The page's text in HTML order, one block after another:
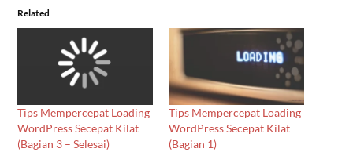
Related
Tips Mempercepat Loading
WordPress Secepat Kilat
(Bagian 3 – Selesai)
Tips Mempercepat Loading
WordPress Secepat Kilat
(Bagian 1)